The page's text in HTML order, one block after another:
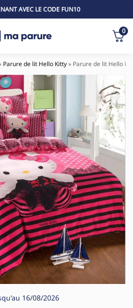
AVEC LE CODE FUN10
0
Parure de lit Hello Kitty» Parure de lit Hello
16/08/2026